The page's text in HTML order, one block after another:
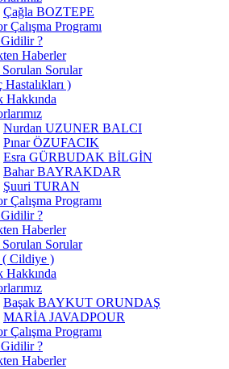
Çağla BOZTEPE
Çalışma Programı
Gidilir ?
Haberler
Sorulan Sorular
)
Nurdan UZUNER BALCI
Pınar ÖZUFACIK
Esra GÜRBUDAK BİLGİN
Bahar BAYRAKDAR
Şuuri TURAN
Çalışma Programı
Gidilir ?
Haberler
Sorulan Sorular
Cildiye )
Başak BAYKUT ORUNDAŞ
MARİA JAVADPOUR
Çalışma Programı
Gidilir ?
Haberler